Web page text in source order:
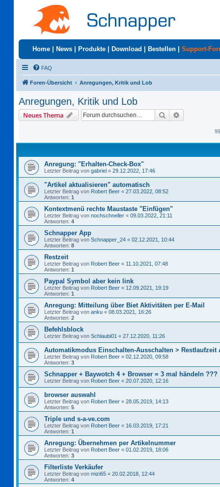
Home News Produkte Download Bestellen Support-
FAQ
Foren-Übersicht Anregungen, Kritik und Lob
Anregungen, Kritik und Lob
Neues Thema Suche
Anregung: "Erhalten-Check-Box"
Letzter Beitrag von gabriel « 29.12.2022, 17:46
"Artikel aktualisieren" automatisch
Letzter Beitrag von Robert Beer « 27.03.2022, 08:52
Antworten: 1
Kontextmenü rechte Maustaste "Einfügen"
Letzter Beitrag von nochschneller « 09.03.2022, 21:11
Antworten: 4
Schnapper App
Letzter Beitrag von Schnapper_24 « 02.12.2021, 10:44
Antworten: 8
Restzeit
Letzter Beitrag von Robert Beer « 11.10.2021, 07:48
Antworten: 1
Paypal Symbol aber kein link
Letzter Beitrag von Robert Beer « 12.09.2021, 19:19
Antworten: 1
Anregung: Mitteilung über Biet Aktivitäten per E-Mail
Letzter Beitrag von anku « 08.03.2021, 16:26
Antworten: 2
Befehlsblock
Letzter Beitrag von Schlaubi01 « 27.12.2020, 11:26
Automatikmodus Einschalten-Ausschalten > Restlaufzeit
Letzter Beitrag von Robert Beer « 02.12.2020, 09:58
Antworten: 3
Schnapper + Baywotch 4 + Browser = 3 mal händeln ???
Letzter Beitrag von Robert Beer « 20.07.2020, 12:16
browser auswahl
Letzter Beitrag von Robert Beer « 28.05.2019, 14:13
Antworten: 5
Triple und s-a-ve.com
Letzter Beitrag von Robert Beer « 16.03.2019, 17:21
Antworten: 1
Anregung: Übernehmen per Artikelnummer
Letzter Beitrag von Robert Beer « 01.02.2019, 18:06
Antworten: 3
Filterliste Verkäufer
Letzter Beitrag von mizi65 « 20.02.2018, 12:44
Antworten: 4